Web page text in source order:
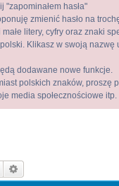
hasła"
zmienić hasło na
litery, cyfry oraz znaki
Klikasz w swoją
dodawane nowe funkcje.
polskich znaków, proszę
media społecznościowe itp.
Szukaj